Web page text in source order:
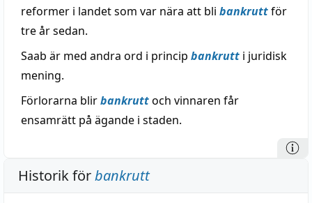
reformer i landet som var nära att bli bankruttför
tre år sedan.
Saab är med andra ord i princip bankrutt i juridisk
mening.
Förlorarna blirbankruttoch vinnaren får
ensamrätt på ägande i staden.
Historik förbankrutt